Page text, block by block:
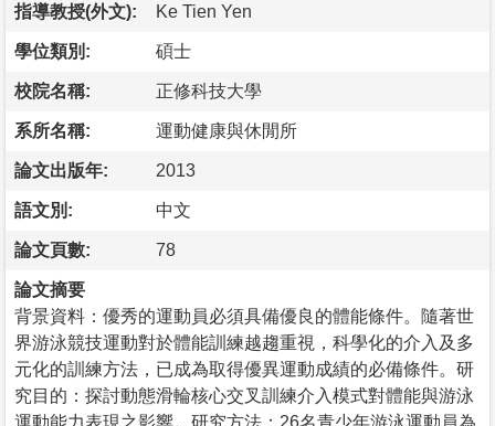
指導教授(外文): Ke Tien Yen
學位類別: 碩士
校院名稱: 正修科技大學
系所名稱: 運動健康與休閒所
論文出版年: 2013
語文別: 中文
論文頁數: 78
論文摘要
背景資料：優秀的運動員必須具備優良的體能條件。隨著世
界游泳競技運動對於體能訓練越趨重視，科學化的介入及多
元化的訓練方法，已成為取得優異運動成績的必備條件。研
究目的：探討動態滑輪核心交叉訓練介入模式對體能與游泳
運動能力表現之影響。研究方法：26名青少年游泳運動員為